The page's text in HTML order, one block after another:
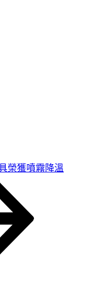
榮獲噴霧降溫